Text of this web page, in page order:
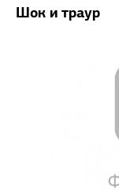
Шок и траур